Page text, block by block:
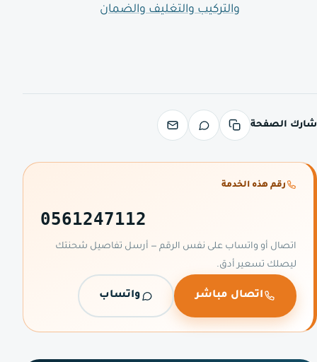
والتركيب والتغليف والضمان
شارك الصفحة
رقم هذه الخدمة
0561247112
اتصال أو واتساب على نفس الرقم — أرسل تفاصيل شحنتك
ليصلك تسعير أدق.
اتصال مباشر واتساب